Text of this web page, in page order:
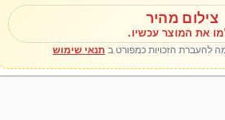
צילום מהיר
את המוצר עכשיו.
להעברת הזכויות כמפורט ב תנאי שימוש